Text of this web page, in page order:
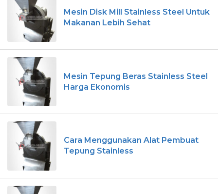
Mesin Disk Mill Stainless Steel Untuk
Makanan Lebih Sehat
Mesin Tepung Beras Stainless Steel
Harga Ekonomis
Cara Menggunakan Alat Pembuat
Tepung Stainless